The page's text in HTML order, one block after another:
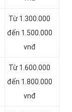
Từ 1.300.000
đến 1.500.000
vnđ
Từ 1.600.000
đến 1.800.000
vnđ